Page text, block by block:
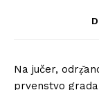
Na jučer,
prvenstvo